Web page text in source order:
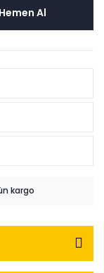
Hemen Al
kargo